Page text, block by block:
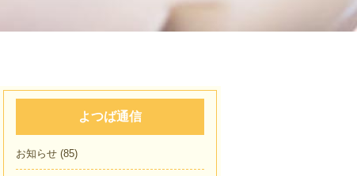
よつば通信
お知らせ (85)